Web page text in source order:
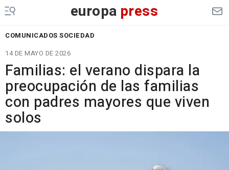
europa press
COMUNICADOS SOCIEDAD
14 DE MAYO DE 2026
Familias: el verano dispara la
preocupación de las familias
con padres mayores que viven
solos